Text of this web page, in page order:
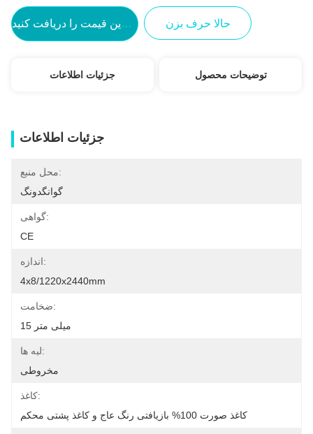
بهترین قیمت را دریافت کنید حالا حرف بزن
جزئیات اطلاعات توضیحات محصول
جزئیات اطلاعات
محل منبع:
گوانگدونگ
گواهی:
CE
اندازه:
4x8/1220x2440mm
ضخامت:
15 میلی متر
لبه ها:
مخروطی
کاغذ:
کاغذ صورت 100% بازیافتی رنگ عاج و کاغذ پشتی محکم